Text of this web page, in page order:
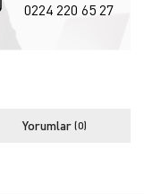
0224 220 65 27
Yorumlar (0)